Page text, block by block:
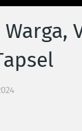
Warga,